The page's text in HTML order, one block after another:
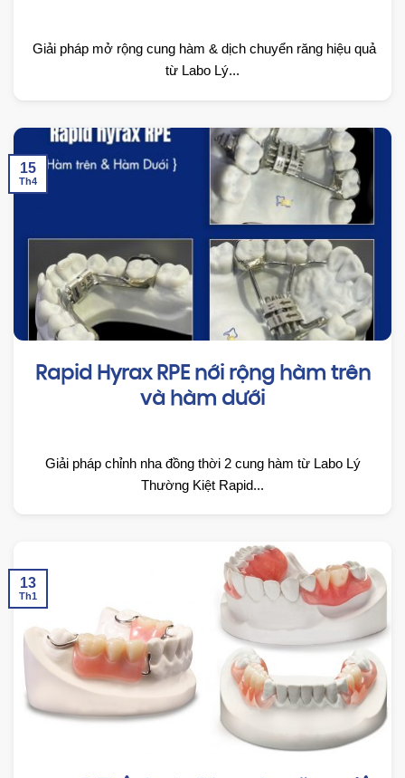
Giải pháp mở rộng cung hàm & dịch chuyển răng hiệu quả
từ Labo Lý...
Rapid Hyrax RPE nới rộng hàm trên
và hàm dưới
Giải pháp chỉnh nha đồng thời 2 cung hàm từ Labo Lý
Thường Kiệt Rapid...
15
Th4
13
Th1